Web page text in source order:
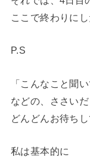
ここで終わりに
P.S
「こんなこと聞
などの、ささい
どんどんお待ちし
私は基本的に